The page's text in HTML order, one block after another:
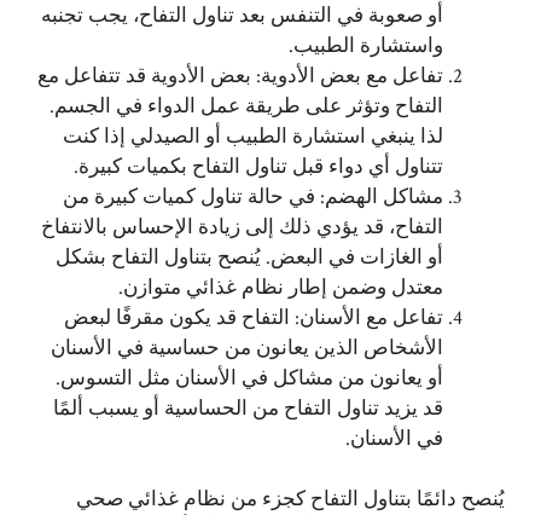
أو صعوبة في التنفس بعد تناول التفاح، يجب تجنبه
واستشارة الطبيب.
تفاعل مع بعض الأدوية: بعض الأدوية قد تتفاعل مع
التفاح وتؤثر على طريقة عمل الدواء في الجسم.
لذا ينبغي استشارة الطبيب أو الصيدلي إذا كنت
تتناول أي دواء قبل تناول التفاح بكميات كبيرة.
مشاكل الهضم: في حالة تناول كميات كبيرة من
التفاح، قد يؤدي ذلك إلى زيادة الإحساس بالانتفاخ
أو الغازات في البعض. يُنصح بتناول التفاح بشكل
معتدل وضمن إطار نظام غذائي متوازن.
تفاعل مع الأسنان: التفاح قد يكون مقرفًا لبعض
الأشخاص الذين يعانون من حساسية في الأسنان
أو يعانون من مشاكل في الأسنان مثل التسوس.
قد يزيد تناول التفاح من الحساسية أو يسبب ألمًا
في الأسنان.
يُنصح دائمًا بتناول التفاح كجزء من نظام غذائي صحي